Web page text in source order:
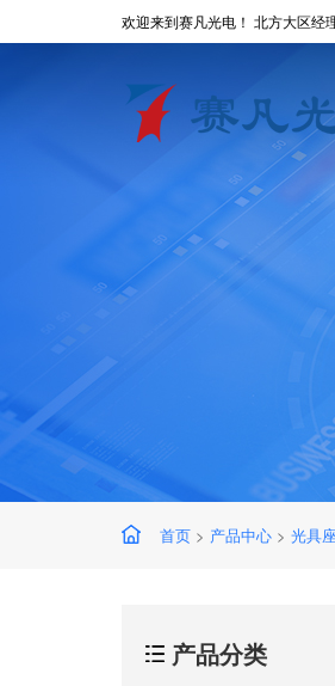
欢迎来到赛凡光电！ 北方大区
首页 > 产品中心 > 光具
产品分类